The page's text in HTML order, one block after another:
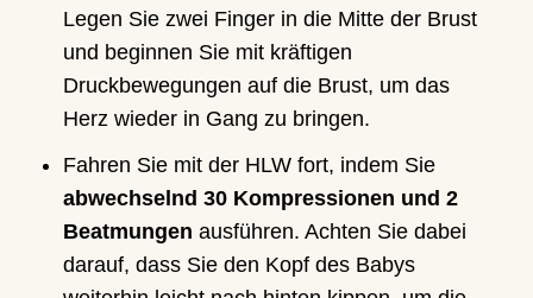
Legen Sie zwei Finger in die Mitte der Brust
und beginnen Sie mit kräftigen
Druckbewegungen auf die Brust, um das
Herz wieder in Gang zu bringen.
Fahren Sie mit der HLW fort, indem Sie
abwechselnd 30 Kompressionen und 2
Beatmungen ausführen. Achten Sie dabei
darauf, dass Sie den Kopf des Babys